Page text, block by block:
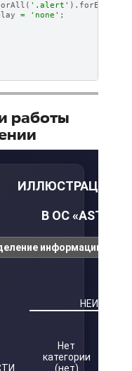
( '.alert' ). forEach
= 'none' ;
работы